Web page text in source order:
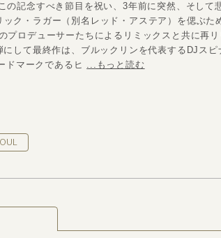
の記念すべき節目を祝い、3年前に突然、そして
ック・ラガー（別名レッド・アステア）を偲ぶた
プロデューサーたちによるリミックスと共に再
して最終作は、ブルックリンを代表するDJスピ
ドマークであるヒ ...もっと読む